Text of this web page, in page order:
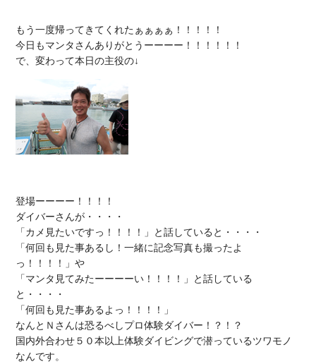
もう一度帰ってきてくれたぁぁぁぁ！！！！！
今日もマンタさんありがとうーーーー！！！！！！
登場ーーーー！！！！
ダイバーさんが・・・・
「カメ見たいですっ！！！！」と話していると・・・・
「何回も見た事あるし！一緒に記念写真も撮ったよ
っ！！！！」や
「マンタ見てみたーーーーい！！！！」と話している
と・・・・
「何回も見た事あるよっ！！！！」
なんとＮさんは恐るべしプロ体験ダイバー！？！？
国内外合わせ５０本以上体験ダイビングで潜っているツワモノ
なんです。